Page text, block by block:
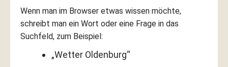
Wenn man im Browser etwas wissen möchte,
schreibt man ein Wort oder eine Frage in das
Suchfeld, zum Beispiel:
„Wetter Oldenburg“